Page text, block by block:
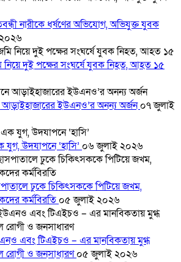
নারীকে ধর্ষণের অভিযোগ, অভিযুক্ত যুবক
নিয়ে দুই পক্ষের সংঘর্ষে যুবক নিহত, আহত ১৫
আড়াইহাজারের ইউএনও’র অনন্য অর্জন০৭ জুলাই
উদযাপনে ‘হাসি’ ০৬ জুলাই ২০২৬
ঢুকে চিকিৎসককে পিটিয়ে জখম,
কর্মবিরতি ০৫ জুলাই ২০২৬
এবং টিএইচও – এর মানবিকতায় মুগ্ধ
রোগী ও জনসাধারণ০৫ জুলাই ২০২৬